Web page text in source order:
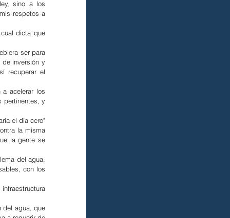
sino a los
respetos a
dicta que
ser para
inversión y
recuperar el
a acelerar los
pertinentes, y
el día cero"
la misma
la gente se
del agua,
con los
del agua, que